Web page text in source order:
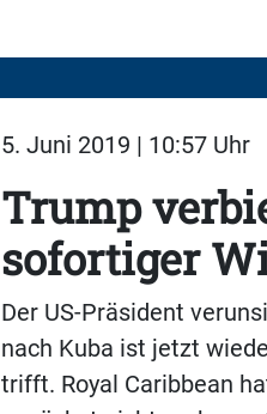
5. Juni 2019 | 10:57 Uhr
Trump
sofortiger
Der US-Präsident
nach Kuba ist jetzt
trifft. Royal Caribbean